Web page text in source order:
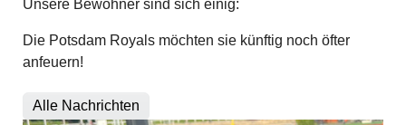
Unsere Bewohner sind sich einig:
Die Potsdam Royals möchten sie künftig noch öfter
anfeuern!
Alle Nachrichten